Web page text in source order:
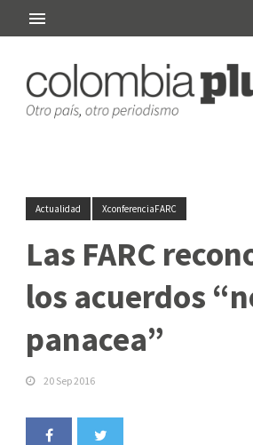
Actualidad XconferenciaFARC
Las FARC
los acuerdos
panacea”
20 Sep 2016